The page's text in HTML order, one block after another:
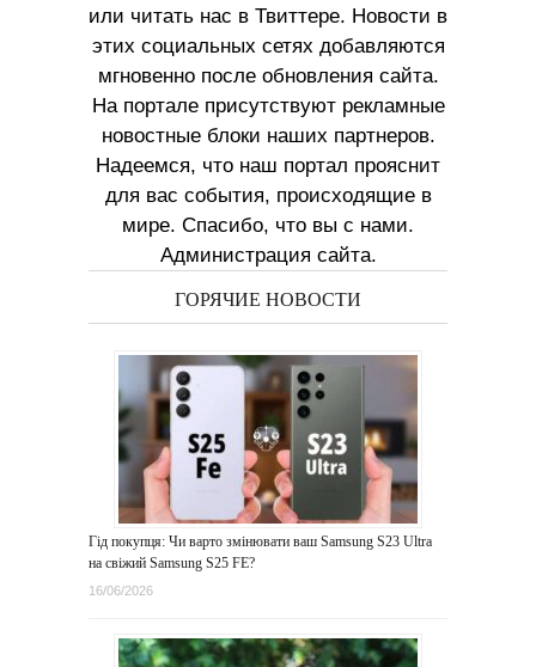
или читать нас в Твиттере. Новости в
этих социальных сетях добавляются
мгновенно после обновления сайта.
На портале присутствуют рекламные
новостные блоки наших партнеров.
Надеемся, что наш портал прояснит
для вас события, происходящие в
мире. Спасибо, что вы с нами.
Администрация сайта.
ГОРЯЧИЕ НОВОСТИ
Гід покупця: Чи варто змінювати ваш Samsung S23 Ultra
на свіжий Samsung S25 FE?
16/06/2026